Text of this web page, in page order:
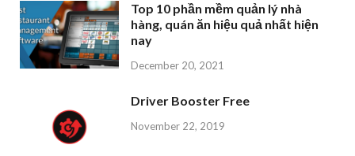
Top 10 phần mềm quản lý nhà
hàng, quán ăn hiệu quả nhất hiện
nay
December 20, 2021
Driver Booster Free
November 22, 2019